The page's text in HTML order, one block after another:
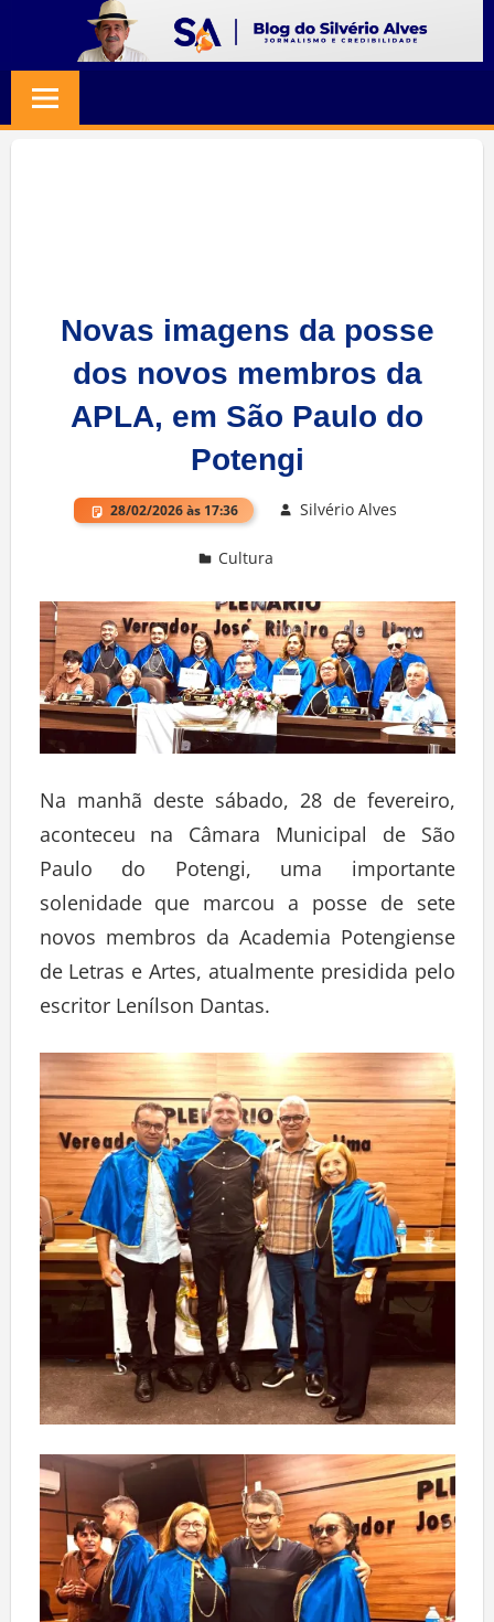
content
SILVERIO
Jornalismo
Credibilidade
Novas imagens da posse
dos novos membros da
APLA, em São Paulo do
Potengi
28/02/2026 às 17:36 Silvério Alves
Cultura
Na manhã deste sábado, 28 de fevereiro,
aconteceu na Câmara Municipal de São
Paulo do Potengi, uma importante
solenidade que marcou a posse de sete
novos membros da Academia Potengiense
de Letras e Artes, atualmente presidida pelo
escritor Lenílson Dantas.